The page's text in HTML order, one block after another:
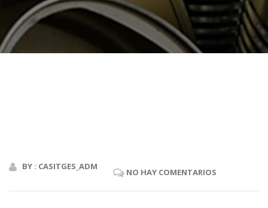
BY : CASITGES_ADM
NO HAY COMENTARIOS